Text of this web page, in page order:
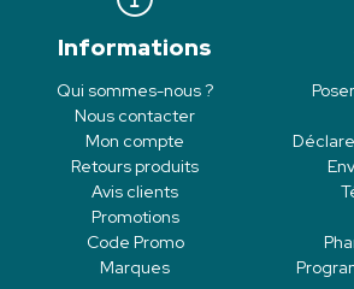
Informations
Qui sommes-nous ?
Nous contacter
Mon compte
Retours produits
Avis clients
Promotions
Code Promo
Marques